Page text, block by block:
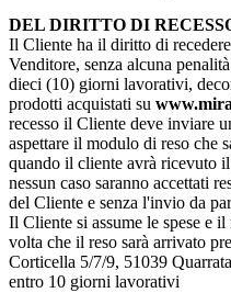
DEL DIRITTO DI
Il Cliente ha il diritto di
Venditore, senza alcuna
dieci (10) giorni lavorativi,
prodotti acquistati su
recesso il Cliente deve inviare
aspettare il modulo di reso che
quando il cliente avrà ricevuto
nessun caso saranno accettati
del Cliente e senza l'invio da
Il Cliente si assume le spese e
volta che il reso sarà arrivato
Corticella 5/7/9, 51039
entro 10 giorni lavorativi